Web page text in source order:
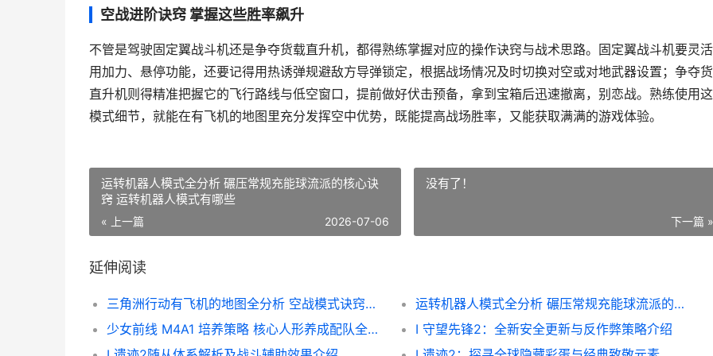
空战进阶诀窍 掌握这些胜率飙升
不管是驾驶固定翼战斗机还是争夺货载直升机，都得熟练掌握对应的操作诀窍与战术思路。固定翼战斗机要灵
用加力、悬停功能，还要记得用热诱弹规避敌方导弹锁定，根据战场情况及时切换对空或对地武器设置；争夺
直升机则得精准把握它的飞行路线与低空窗口，提前做好伏击预备，拿到宝箱后迅速撤离，别恋战。熟练使用
模式细节，就能在有飞机的地图里充分发挥空中优势，既能提高战场胜率，又能获取满满的游戏体验。
运转机器人模式全分析 碾压常规充能球流派的核心诀
窍 运转机器人模式有哪些
« 上一篇 2026-07-06
没有了！
下一篇 »
延伸阅读
三角洲行动有飞机的地图全分析 空战模式诀窍集合 三角洲行动飞升极限时间
运转机器人模式全分析 碾压常规充能球流派的核心诀窍 运转机器人模式有哪些
少女前线 M4A1 培养策略 核心人形养成配队全分析 少女前线m4a1值得培养吗
I 守望先锋2：全新安全更新与反作弊策略介绍